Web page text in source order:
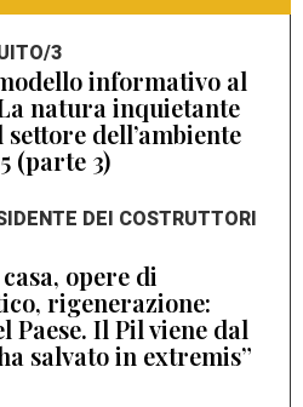
3
informativo al
natura inquietante
dell’ambiente
(parte 3)
DEI COSTRUTTORI
opere di
rigenerazione:
Paese. Il Pil viene dal
salvato in extremis”